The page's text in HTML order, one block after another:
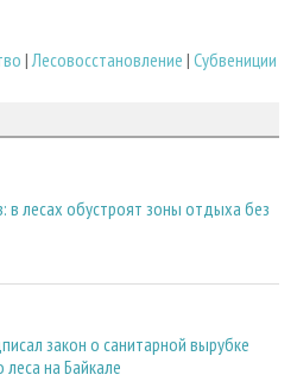
|Лесовосстановление | Субвениции
в лесах обустроят зоны отдыха без
закон о санитарной вырубке
леса на Байкале